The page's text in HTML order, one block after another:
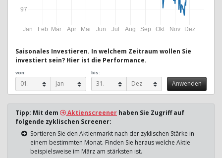
Jan Feb Mär Apr Mai Jun Jul Aug Sep Okt Nov Dez
97
Saisonales Investieren. In welchem Zeitraum wollen Sie
investiert sein? Hier ist die Performance.
von: bis:
Tipp: Mit dem Aktienscreener haben Sie Zugriff auf
folgende zyklischen Screener:
Sortieren Sie den Aktienmarkt nach der zyklischen Stärke in
einem bestimmten Monat. Finden Sie heraus welche Aktie
beispielsweise im März am stärksten ist.